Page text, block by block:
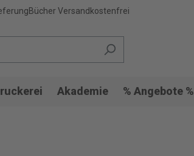
Bücher Versandkostenfrei
Akademie % Angebote %